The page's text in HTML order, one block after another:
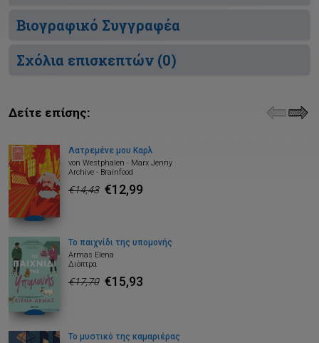
Βιογραφικό Συγγραφέα
Σχόλια επισκεπτών (0)
Δείτε επίσης:
Λατρεμένε μου Καρλ
von Westphalen - Marx Jenny
Archive - Brainfood
€14,43 €12,99
Το παιχνίδι της υπομονής
Armas Elena
Διόπτρα
€17,70 €15,93
Το μυστικό της καμαριέρας